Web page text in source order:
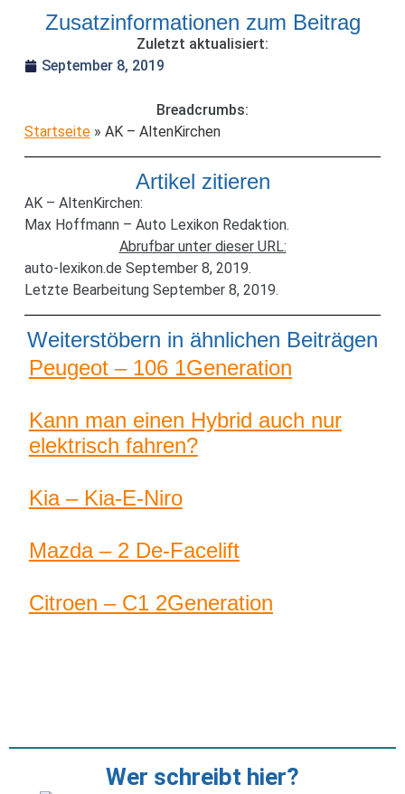
Zusatzinformationen zum Beitrag
Zuletzt aktualisiert:
September 8, 2019
Breadcrumbs:
Startseite» AK – AltenKirchen
Artikel zitieren
AK – AltenKirchen:
Max Hoffmann – Auto Lexikon Redaktion.
Abrufbar unter dieser URL:
auto-lexikon.de September 8, 2019.
Letzte Bearbeitung September 8, 2019.
Weiterstöbern in ähnlichen Beiträgen
Peugeot – 106 1Generation
Kann man einen Hybrid auch nur
elektrisch fahren?
Kia – Kia-E-Niro
Mazda – 2 De-Facelift
Citroen – C1 2Generation
Wer schreibt hier?